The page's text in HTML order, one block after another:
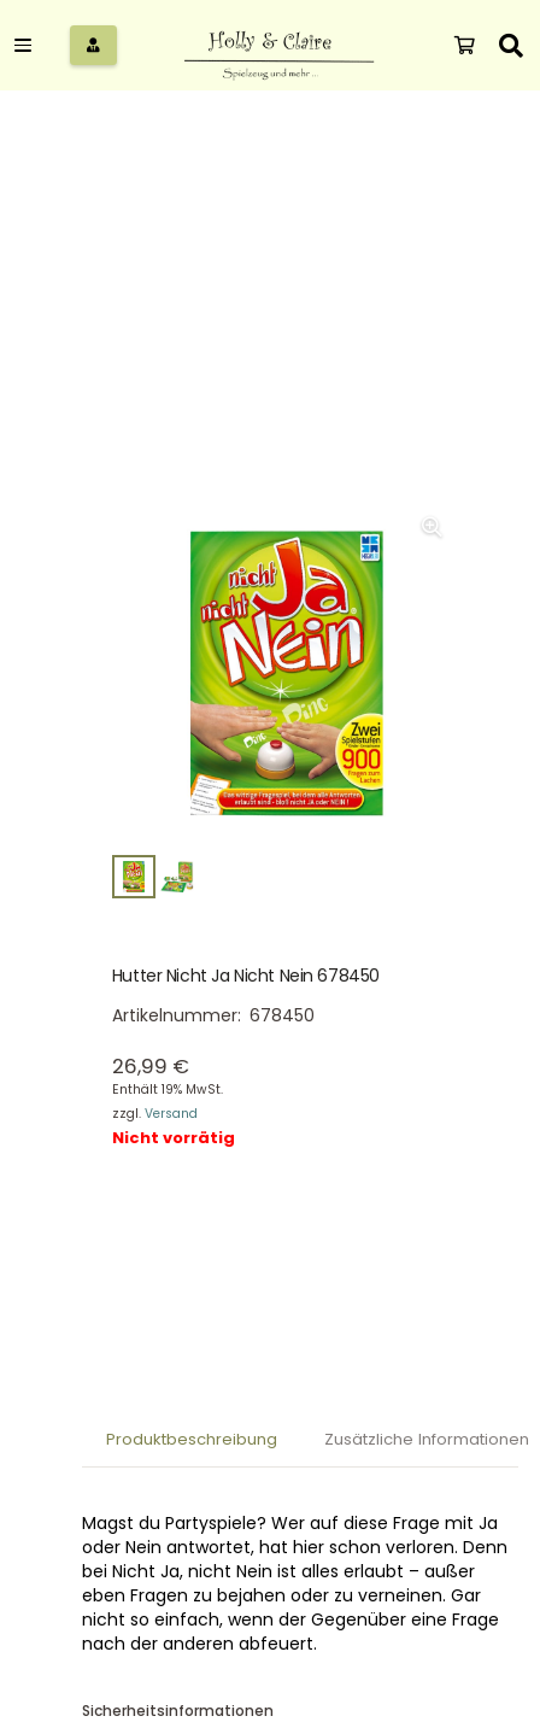
Hutter Nicht Ja Nicht Nein 678450
Artikelnummer: 678450
26,99 €
Enthält 19% MwSt.
zzgl. Versand
Nicht vorrätig
Produktbeschreibung Zusätzliche Informationen
Magst du Partyspiele? Wer auf diese Frage mit Ja
oder Nein antwortet, hat hier schon verloren. Denn
bei Nicht Ja, nicht Nein ist alles erlaubt – außer
eben Fragen zu bejahen oder zu verneinen. Gar
nicht so einfach, wenn der Gegenüber eine Frage
nach der anderen abfeuert.
Sicherheitsinformationen